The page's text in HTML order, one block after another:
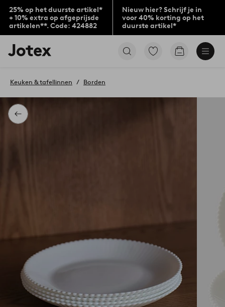
25% op het duurste artikel*
+ 10% extra op afgeprijsde
artikelen**. Code: 424882
Nieuw hier? Schrijf je in
voor 40% korting op het
duurste artikel*
Jotex
logo
to
home
page
Ga
Go
Terug
Keuken & tafellinnen Borden